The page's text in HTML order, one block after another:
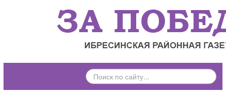
ПОИСК
ПО